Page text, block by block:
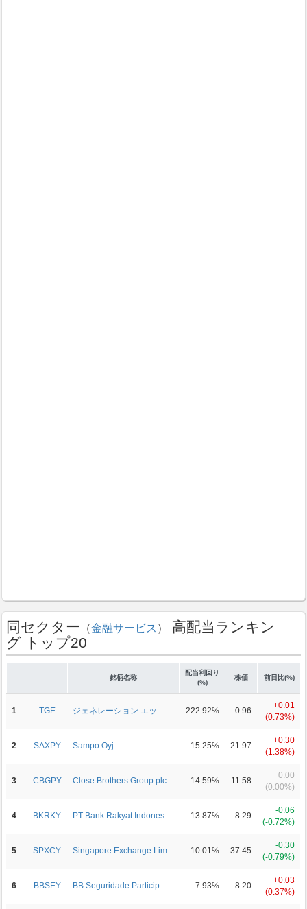
同セクター （金融サービス ）
高配当ランキン
グ トップ20
銘柄名称
配当利回り
(%)
株価 前日比(%)
1 TGE ジェネレーション エッ... 222.92% 0.96
+0.01
(0.73%)
2 SAXPY Sampo Oyj 15.25% 21.97
+0.30
(1.38%)
3 CBGPY Close Brothers Group plc 14.59% 11.58
0.00
(0.00%)
4 BKRKY PT Bank Rakyat Indones... 13.87% 8.29
-0.06
(-0.72%)
5 SPXCY Singapore Exchange Lim... 10.01% 37.45
-0.30
(-0.79%)
6 BBSEY BB Seguridade Particip... 7.93% 8.20
+0.03
(0.37%)